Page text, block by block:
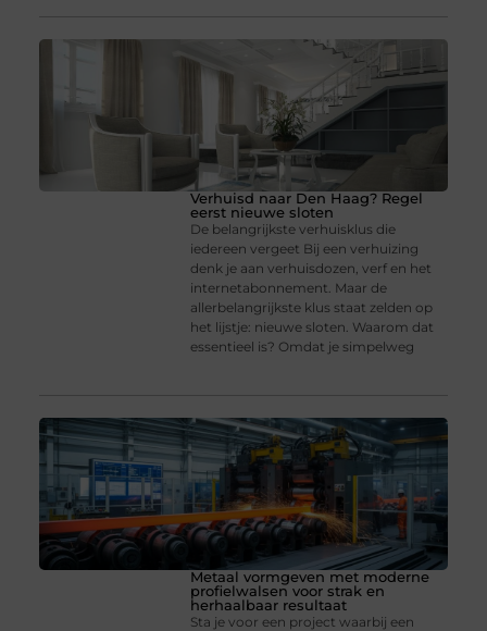
Verhuisd naar Den Haag? Regel
eerst nieuwe sloten
De belangrijkste verhuisklus die
iedereen vergeet Bij een verhuizing
denk je aan verhuisdozen, verf en het
internetabonnement. Maar de
allerbelangrijkste klus staat zelden op
het lijstje: nieuwe sloten. Waarom dat
essentieel is? Omdat je simpelweg
Metaal vormgeven met moderne
profielwalsen voor strak en
herhaalbaar resultaat
Sta je voor een project waarbij een